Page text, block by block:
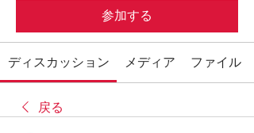
参加する
ディスカッション メディア ファイル
戻る